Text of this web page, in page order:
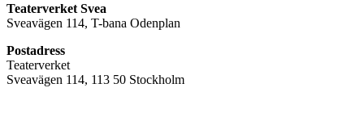
Teaterverket Svea
Sveavägen 114, T-bana Odenplan
Postadress
Teaterverket
Sveavägen 114, 113 50 Stockholm